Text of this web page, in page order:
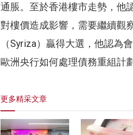
通脹。至於香港樓市走勢，他
對樓價造成影響，需要繼續觀
（Syriza）贏得大選，他認為
歐洲央行如何處理債務重組計劃
更多精采文章